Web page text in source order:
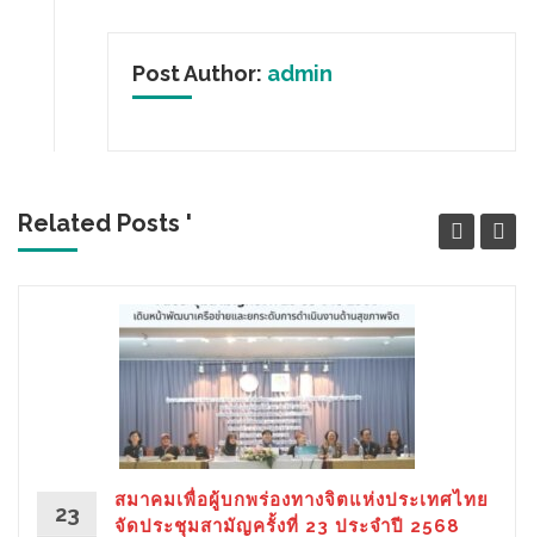
Post Author: admin
Related Posts '
23
สมาคมเพื่อผู้บกพร่องทางจิตแห่งประเทศไทย
จัดประชุมสามัญครั้งที่ 23 ประจำปี 2568